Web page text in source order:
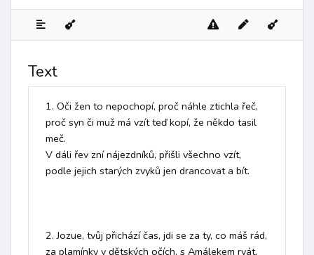
Text
1. Oči žen to nepochopí, proč náhle ztichla řeč,
proč syn či muž má vzít teď kopí, že někdo tasil
meč.
V dáli řev zní nájezdníků, přišli všechno vzít,
podle jejich starých zvyků jen drancovat a bít.
2. Jozue, tvůj přichází čas, jdi se za ty, co máš rád,
za plamínky v dětských očích, s Amálekem rvát.